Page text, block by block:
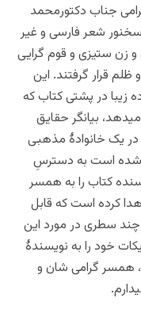
جناب دکتورمحمد
شعر فارسی و غیر
زن ستیزی و قوم گرایی
قرار گرفتند. این
زیبا در پشتی کتاب که
بیانگر حقایق
یک خانوادۀ مذهبی
است به دسترسِ
کتاب را به همسر
کرده است که قابل
سطری در مورد این
خود را به نویسندۀ
همسر گرامی شان و